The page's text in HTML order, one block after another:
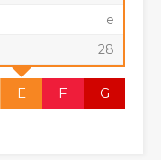
e
28
E F G